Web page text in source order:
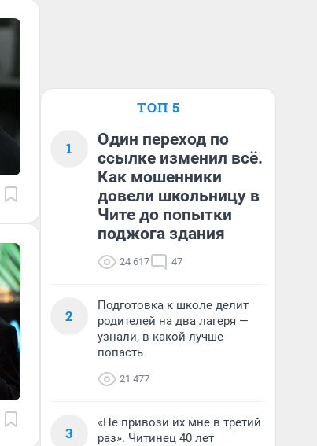
ТОП 5
1
Один переход по
ссылке изменил всё.
Как мошенники
довели школьницу в
Чите до попытки
поджога здания
24 617 47
2
Подготовка к школе делит
родителей на два лагеря —
узнали, в какой лучше
попасть
21 477
3
«Не привози их мне в третий
раз». Читинец 40 лет